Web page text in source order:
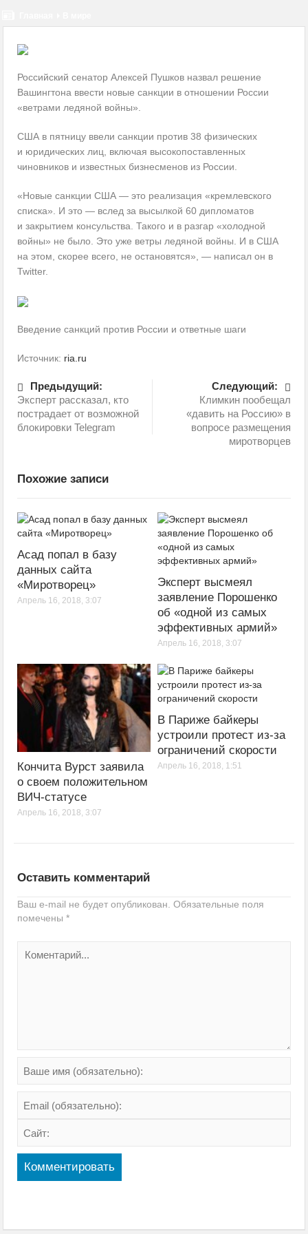
Госдума разрешила продажу лекарств через интернет
Импотенция говорит о риске ранней смерти
Российский сенатор Алексей Пушков назвал решение
Вашингтона ввести новые санкции в отношении России
«ветрами ледяной войны».
США в пятницу ввели санкции против 38 физических
и юридических лиц, включая высокопоставленных
чиновников и известных бизнесменов из России.
«Новые санкции США — это реализация «кремлевского
списка». И это — вслед за высылкой 60 дипломатов
и закрытием консульства. Такого и в разгар «холодной
войны» не было. Это уже ветры ледяной войны. И в США
на этом, скорее всего, не остановятся», — написал он в
Twitter.
Введение санкций против России и ответные шаги
Источник: ria.ru
Предыдущий:
Эксперт рассказал, кто
пострадает от возможной
блокировки Telegram
Следующий:
Климкин пообещал
«давить на Россию» в
вопросе размещения
миротворцев
Похожие записи
Асад попал в базу
данных сайта
«Миротворец»
Апрель 16, 2018, 3:07
Эксперт высмеял
заявление Порошенко
об «одной из самых
эффективных армий»
Апрель 16, 2018, 3:07
Кончита Вурст заявила
о своем положительном
ВИЧ-статусе
Апрель 16, 2018, 3:07
В Париже байкеры
устроили протест из-за
ограничений скорости
Апрель 16, 2018, 1:51
Оставить комментарий
Ваш e-mail не будет опубликован. Обязательные поля
помечены*